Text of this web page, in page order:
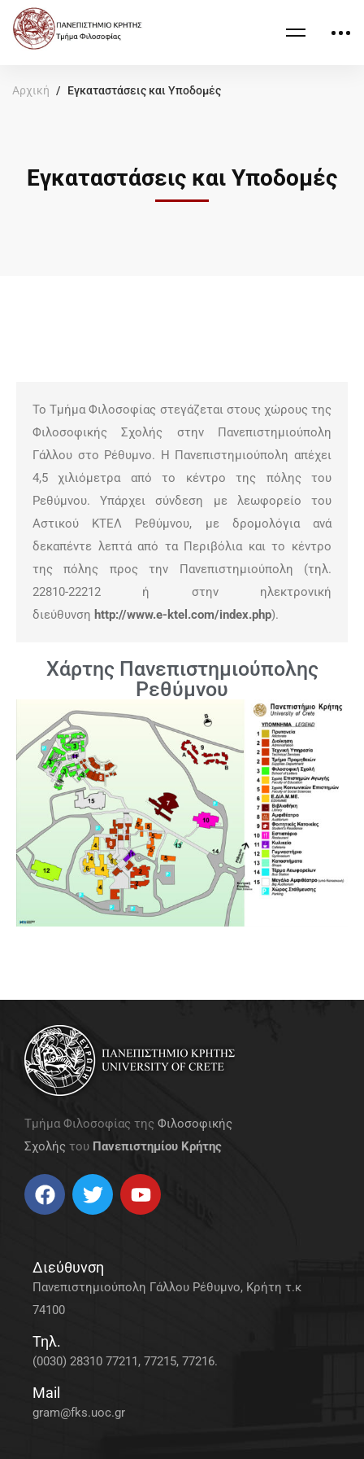
Αρχική Εγκαταστάσεις και Υποδομές
Εγκαταστάσεις και Υποδομές
Το Τμήμα Φιλοσοφίας στεγάζεται στους χώρους της
Φιλοσοφικής Σχολής στην Πανεπιστημιούπολη
Γάλλου στο Ρέθυμνο. Η Πανεπιστημιούπολη απέχει
4,5 χιλιόμετρα από το κέντρο της πόλης του
Ρεθύμνου. Υπάρχει σύνδεση με λεωφορείο του
Αστικού ΚΤΕΛ Ρεθύμνου, με δρομολόγια ανά
δεκαπέντε λεπτά από τα Περιβόλια και το κέντρο
της πόλης προς την Πανεπιστημιούπολη (τηλ.
22810-22212 ή στην ηλεκτρονική
διεύθυνση http://www.e-ktel.com/index.php).
Χάρτης Πανεπιστημιούπολης
Ρεθύμνου
Τμήμα Φιλοσοφίας της Φιλοσοφικής
Σχολής του Πανεπιστημίου Κρήτης
Διεύθυνση
Πανεπιστημιούπολη Γάλλου Ρέθυμνο, Κρήτη τ.κ
74100
Τηλ.
(0030) 28310 77211, 77215, 77216.
Mail
gram@fks.uoc.gr